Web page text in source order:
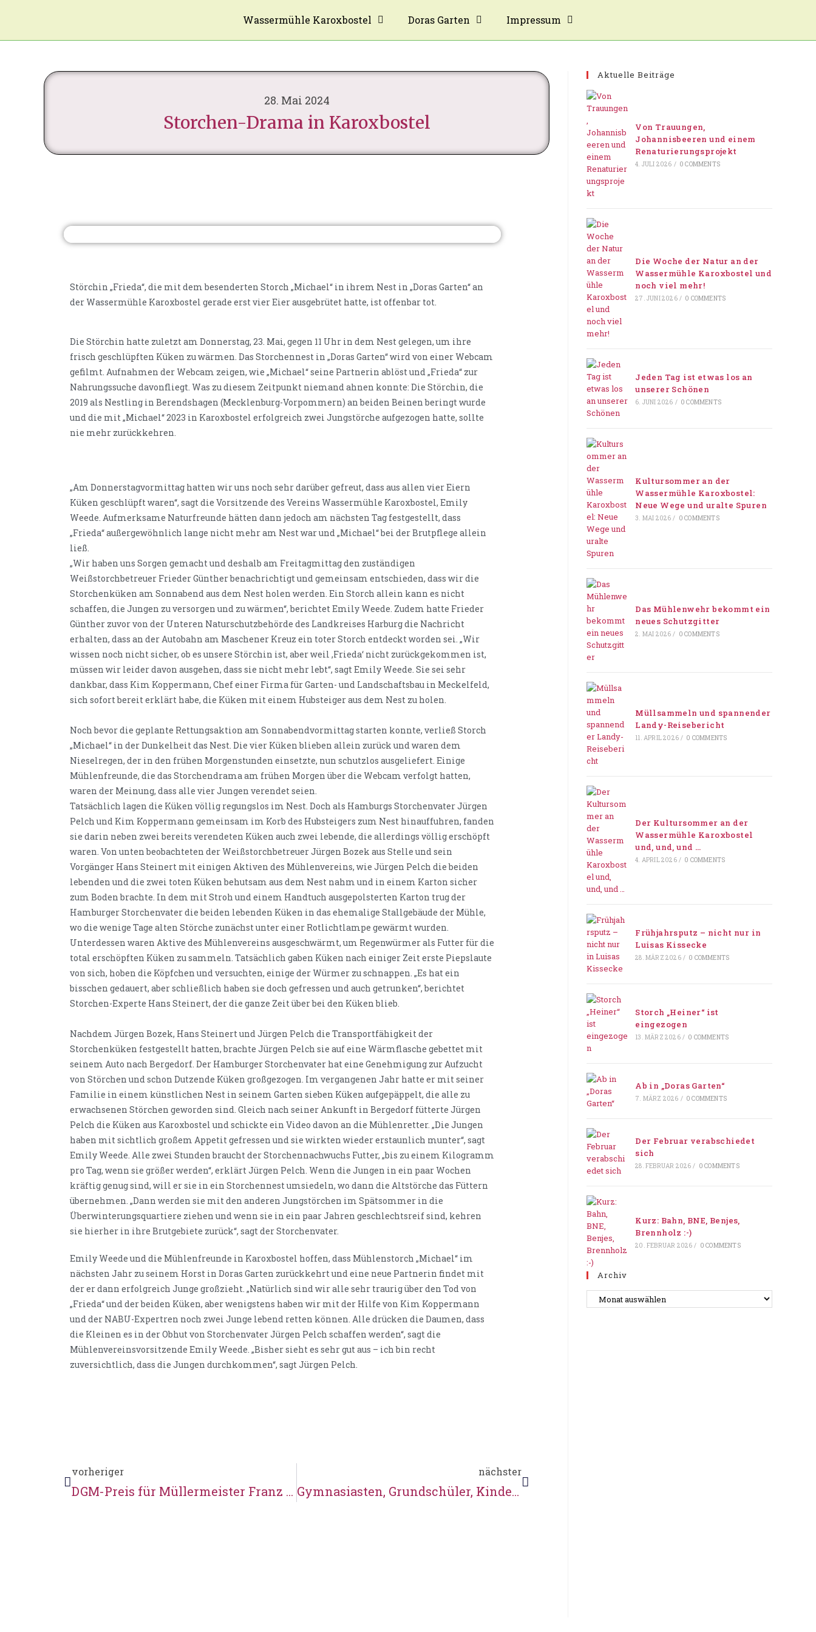
Wassermühle Karoxbostel Doras Garten Impressum
28. Mai 2024
Storchen-Drama in Karoxbostel
Störchin „Frieda“, die mit dem besenderten Storch „Michael“ in ihrem Nest in „Doras Garten“ an
der Wassermühle Karoxbostel gerade erst vier Eier ausgebrütet hatte, ist offenbar tot.
Die Störchin hatte zuletzt am Donnerstag, 23. Mai, gegen 11 Uhr in dem Nest gelegen, um ihre
frisch geschlüpften Küken zu wärmen. Das Storchennest in „Doras Garten“ wird von einer Webcam
gefilmt. Aufnahmen der Webcam zeigen, wie „Michael“ seine Partnerin ablöst und „Frieda“ zur
Nahrungssuche davonfliegt. Was zu diesem Zeitpunkt niemand ahnen konnte: Die Störchin, die
2019 als Nestling in Berendshagen (Mecklenburg-Vorpommern) an beiden Beinen beringt wurde
und die mit „Michael“ 2023 in Karoxbostel erfolgreich zwei Jungstörche aufgezogen hatte, sollte
nie mehr zurückkehren.
„Am Donnerstagvormittag hatten wir uns noch sehr darüber gefreut, dass aus allen vier Eiern
Küken geschlüpft waren“, sagt die Vorsitzende des Vereins Wassermühle Karoxbostel, Emily
Weede. Aufmerksame Naturfreunde hätten dann jedoch am nächsten Tag festgestellt, dass
„Frieda“ außergewöhnlich lange nicht mehr am Nest war und „Michael“ bei der Brutpflege allein
ließ.
„Wir haben uns Sorgen gemacht und deshalb am Freitagmittag den zuständigen
Weißstorchbetreuer Frieder Günther benachrichtigt und gemeinsam entschieden, dass wir die
Storchenküken am Sonnabend aus dem Nest holen werden. Ein Storch allein kann es nicht
schaffen, die Jungen zu versorgen und zu wärmen“, berichtet Emily Weede. Zudem hatte Frieder
Günther zuvor von der Unteren Naturschutzbehörde des Landkreises Harburg die Nachricht
erhalten, dass an der Autobahn am Maschener Kreuz ein toter Storch entdeckt worden sei. „Wir
wissen noch nicht sicher, ob es unsere Störchin ist, aber weil ‚Frieda‘ nicht zurückgekommen ist,
müssen wir leider davon ausgehen, dass sie nicht mehr lebt“, sagt Emily Weede. Sie sei sehr
dankbar, dass Kim Koppermann, Chef einer Firma für Garten- und Landschaftsbau in Meckelfeld,
sich sofort bereit erklärt habe, die Küken mit einem Hubsteiger aus dem Nest zu holen.
Noch bevor die geplante Rettungsaktion am Sonnabendvormittag starten konnte, verließ Storch
„Michael“ in der Dunkelheit das Nest. Die vier Küken blieben allein zurück und waren dem
Nieselregen, der in den frühen Morgenstunden einsetzte, nun schutzlos ausgeliefert. Einige
Mühlenfreunde, die das Storchendrama am frühen Morgen über die Webcam verfolgt hatten,
waren der Meinung, dass alle vier Jungen verendet seien.
Tatsächlich lagen die Küken völlig regungslos im Nest. Doch als Hamburgs Storchenvater Jürgen
Pelch und Kim Koppermann gemeinsam im Korb des Hubsteigers zum Nest hinauffuhren, fanden
sie darin neben zwei bereits verendeten Küken auch zwei lebende, die allerdings völlig erschöpft
waren. Von unten beobachteten der Weißstorchbetreuer Jürgen Bozek aus Stelle und sein
Vorgänger Hans Steinert mit einigen Aktiven des Mühlenvereins, wie Jürgen Pelch die beiden
lebenden und die zwei toten Küken behutsam aus dem Nest nahm und in einem Karton sicher
zum Boden brachte. In dem mit Stroh und einem Handtuch ausgepolsterten Karton trug der
Hamburger Storchenvater die beiden lebenden Küken in das ehemalige Stallgebäude der Mühle,
wo die wenige Tage alten Störche zunächst unter einer Rotlichtlampe gewärmt wurden.
Unterdessen waren Aktive des Mühlenvereins ausgeschwärmt, um Regenwürmer als Futter für die
total erschöpften Küken zu sammeln. Tatsächlich gaben Küken nach einiger Zeit erste Piepslaute
von sich, hoben die Köpfchen und versuchten, einige der Würmer zu schnappen. „Es hat ein
bisschen gedauert, aber schließlich haben sie doch gefressen und auch getrunken“, berichtet
Storchen-Experte Hans Steinert, der die ganze Zeit über bei den Küken blieb.
Nachdem Jürgen Bozek, Hans Steinert und Jürgen Pelch die Transportfähigkeit der
Storchenküken festgestellt hatten, brachte Jürgen Pelch sie auf eine Wärmflasche gebettet mit
seinem Auto nach Bergedorf. Der Hamburger Storchenvater hat eine Genehmigung zur Aufzucht
von Störchen und schon Dutzende Küken großgezogen. Im vergangenen Jahr hatte er mit seiner
Familie in einem künstlichen Nest in seinem Garten sieben Küken aufgepäppelt, die alle zu
erwachsenen Störchen geworden sind. Gleich nach seiner Ankunft in Bergedorf fütterte Jürgen
Pelch die Küken aus Karoxbostel und schickte ein Video davon an die Mühlenretter. „Die Jungen
haben mit sichtlich großem Appetit gefressen und sie wirkten wieder erstaunlich munter“, sagt
Emily Weede. Alle zwei Stunden braucht der Storchennachwuchs Futter, „bis zu einem Kilogramm
pro Tag, wenn sie größer werden“, erklärt Jürgen Pelch. Wenn die Jungen in ein paar Wochen
kräftig genug sind, will er sie in ein Storchennest umsiedeln, wo dann die Altstörche das Füttern
übernehmen. „Dann werden sie mit den anderen Jungstörchen im Spätsommer in die
Überwinterungsquartiere ziehen und wenn sie in ein paar Jahren geschlechtsreif sind, kehren
sie hierher in ihre Brutgebiete zurück“, sagt der Storchenvater.
Emily Weede und die Mühlenfreunde in Karoxbostel hoffen, dass Mühlenstorch „Michael“ im
nächsten Jahr zu seinem Horst in Doras Garten zurückkehrt und eine neue Partnerin findet mit
der er dann erfolgreich Junge großzieht. „Natürlich sind wir alle sehr traurig über den Tod von
„Frieda“ und der beiden Küken, aber wenigstens haben wir mit der Hilfe von Kim Koppermann
und der NABU-Expertren noch zwei Junge lebend retten können. Alle drücken die Daumen, dass
die Kleinen es in der Obhut von Storchenvater Jürgen Pelch schaffen werden“, sagt die
Mühlenvereinsvorsitzende Emily Weede. „Bisher sieht es sehr gut aus – ich bin recht
zuversichtlich, dass die Jungen durchkommen“, sagt Jürgen Pelch.
vorheriger
DGM-Preis für Müllermeister Franz Rosenkranz
nächster
Gymnasiasten, Grundschüler, Kindergartenkinder, Pfadfinder, Hochtszeitspaare und ihre Gäste waren in dieser Woche an der Mühle
Aktuelle Beiträge
Von Trauungen,
Johannisbeeren und einem
Renaturierungsprojekt
4. JULI 2026 / 0 COMMENTS
Die Woche der Natur an der
Wassermühle Karoxbostel und
noch viel mehr!
27. JUNI 2026 / 0 COMMENTS
Jeden Tag ist etwas los an
unserer Schönen
6. JUNI 2026 / 0 COMMENTS
Kultursommer an der
Wassermühle Karoxbostel:
Neue Wege und uralte Spuren
3. MAI 2026 / 0 COMMENTS
Das Mühlenwehr bekommt ein
neues Schutzgitter
2. MAI 2026 / 0 COMMENTS
Müllsammeln und spannender
Landy-Reisebericht
11. APRIL 2026 / 0 COMMENTS
Der Kultursommer an der
Wassermühle Karoxbostel
und, und, und …
4. APRIL 2026 / 0 COMMENTS
Frühjahrsputz – nicht nur in
Luisas Kissecke
28. MÄRZ 2026 / 0 COMMENTS
Storch „Heiner“ ist
eingezogen
13. MÄRZ 2026 / 0 COMMENTS
Ab in „Doras Garten“
7. MÄRZ 2026 / 0 COMMENTS
Der Februar verabschiedet
sich
28. FEBRUAR 2026 / 0 COMMENTS
Kurz: Bahn, BNE, Benjes,
Brennholz :-)
20. FEBRUAR 2026 / 0 COMMENTS
Archiv